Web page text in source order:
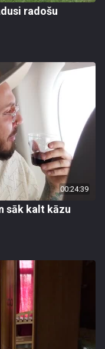
radošu
00:24:39
sāk kalt kāzu